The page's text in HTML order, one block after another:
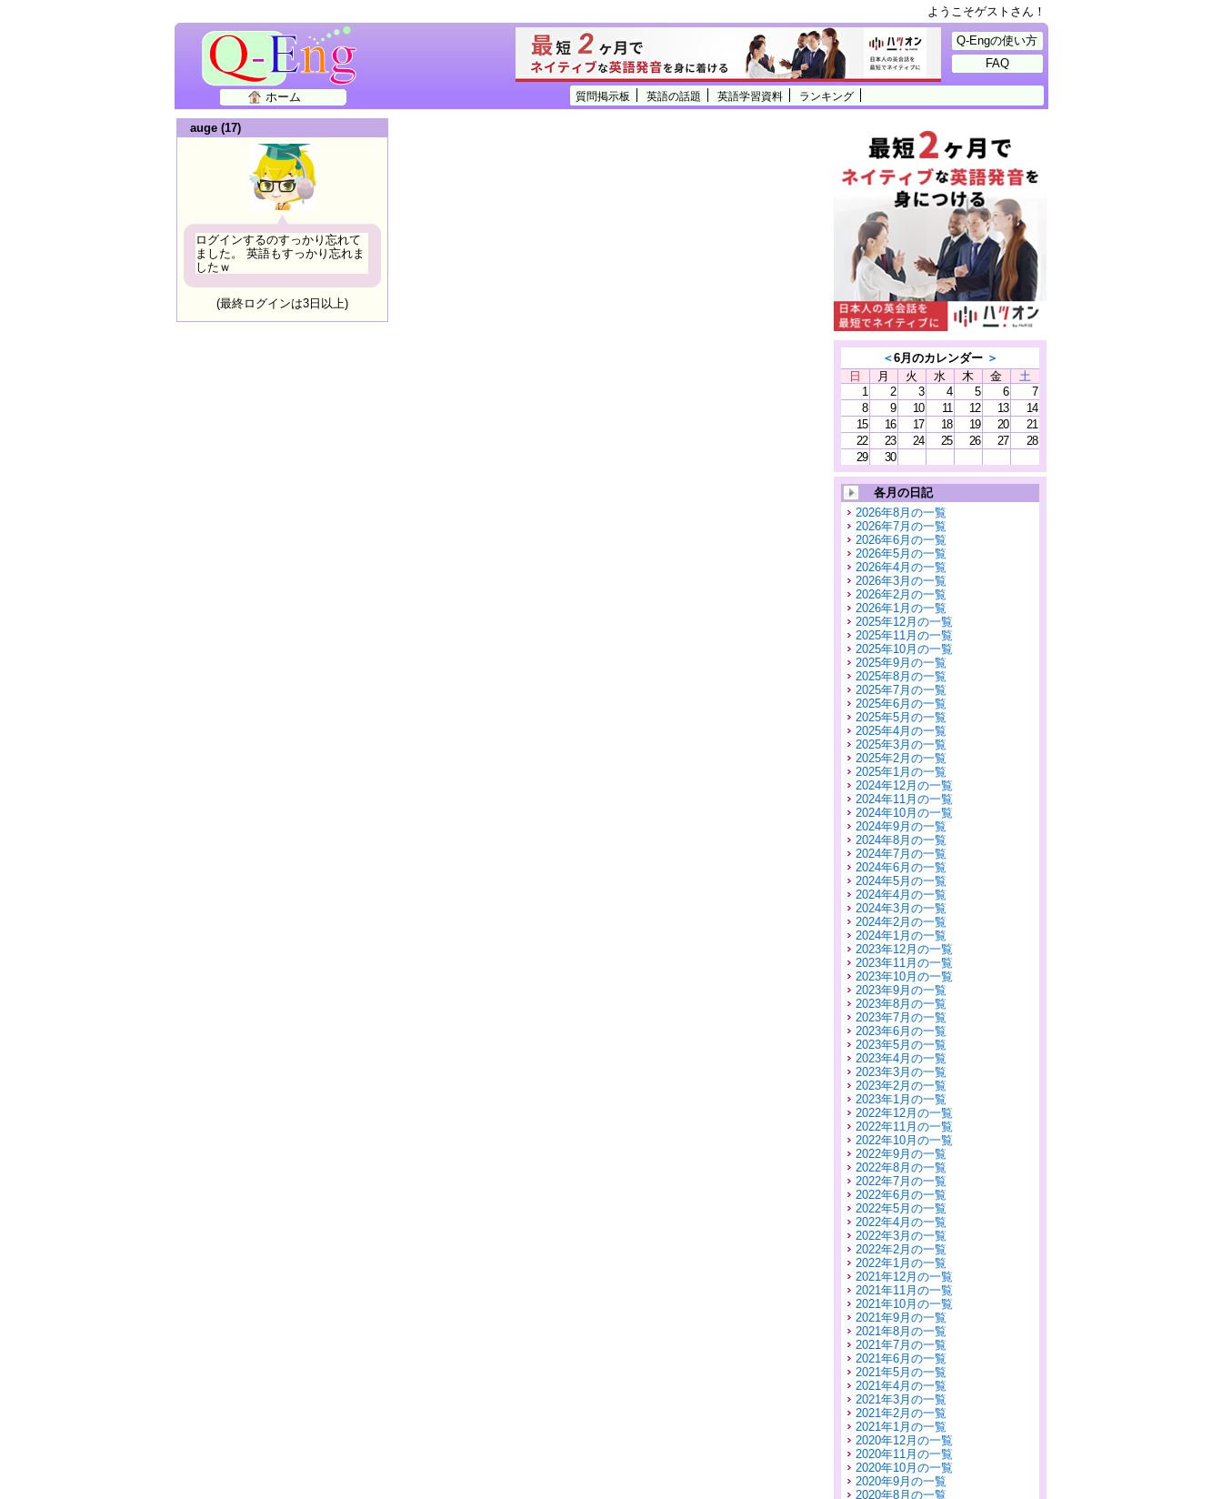
ようこそゲストさん！
質問掲示板 英語の話題 英語学習資料 ランキング
ホーム
Q-Engの使い方
FAQ
auge (17)
ログインするのすっかり忘れて
ました。 英語もすっかり忘れま
したｗ
(最終ログインは3日以上)
＜6月のカレンダー ＞
日
月 火 水 木 金
土
1
2 3 4 5 6
7
8
9 10 11 12 13
14
15
16 17 18 19 20
21
22
23 24 25 26 27
28
29
30
各月の日記
2026年8月の一覧
2026年7月の一覧
2026年6月の一覧
2026年5月の一覧
2026年4月の一覧
2026年3月の一覧
2026年2月の一覧
2026年1月の一覧
2025年12月の一覧
2025年11月の一覧
2025年10月の一覧
2025年9月の一覧
2025年8月の一覧
2025年7月の一覧
2025年6月の一覧
2025年5月の一覧
2025年4月の一覧
2025年3月の一覧
2025年2月の一覧
2025年1月の一覧
2024年12月の一覧
2024年11月の一覧
2024年10月の一覧
2024年9月の一覧
2024年8月の一覧
2024年7月の一覧
2024年6月の一覧
2024年5月の一覧
2024年4月の一覧
2024年3月の一覧
2024年2月の一覧
2024年1月の一覧
2023年12月の一覧
2023年11月の一覧
2023年10月の一覧
2023年9月の一覧
2023年8月の一覧
2023年7月の一覧
2023年6月の一覧
2023年5月の一覧
2023年4月の一覧
2023年3月の一覧
2023年2月の一覧
2023年1月の一覧
2022年12月の一覧
2022年11月の一覧
2022年10月の一覧
2022年9月の一覧
2022年8月の一覧
2022年7月の一覧
2022年6月の一覧
2022年5月の一覧
2022年4月の一覧
2022年3月の一覧
2022年2月の一覧
2022年1月の一覧
2021年12月の一覧
2021年11月の一覧
2021年10月の一覧
2021年9月の一覧
2021年8月の一覧
2021年7月の一覧
2021年6月の一覧
2021年5月の一覧
2021年4月の一覧
2021年3月の一覧
2021年2月の一覧
2021年1月の一覧
2020年12月の一覧
2020年11月の一覧
2020年10月の一覧
2020年9月の一覧
2020年8月の一覧